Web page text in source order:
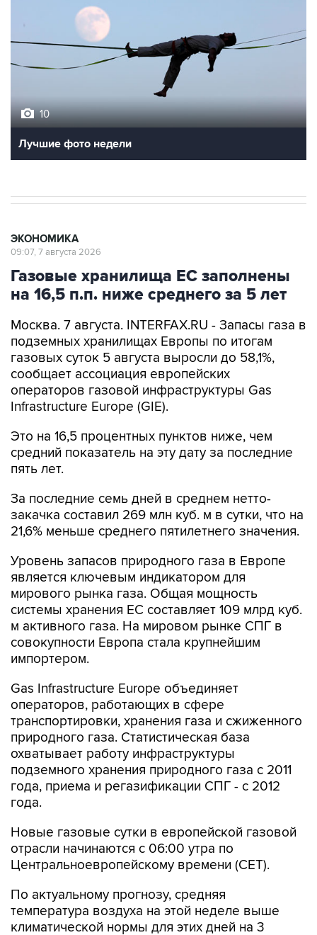
10
Лучшие фото недели
ЭКОНОМИКА
09:07, 7 августа 2026
Газовые хранилища ЕС заполнены
на 16,5 п.п. ниже среднего за 5 лет
Москва. 7 августа. INTERFAX.RU - Запасы газа в
подземных хранилищах Европы по итогам
газовых суток 5 августа выросли до 58,1%,
сообщает ассоциация европейских
операторов газовой инфраструктуры Gas
Infrastructure Europe (GIE).
Это на 16,5 процентных пунктов ниже, чем
средний показатель на эту дату за последние
пять лет.
За последние семь дней в среднем нетто-
закачка составил 269 млн куб. м в сутки, что на
21,6% меньше среднего пятилетнего значения.
Уровень запасов природного газа в Европе
является ключевым индикатором для
мирового рынка газа. Общая мощность
системы хранения ЕС составляет 109 млрд куб.
м активного газа. На мировом рынке СПГ в
совокупности Европа стала крупнейшим
импортером.
Gas Infrastructure Europe объединяет
операторов, работающих в сфере
транспортировки, хранения газа и сжиженного
природного газа. Статистическая база
охватывает работу инфраструктуры
подземного хранения природного газа с 2011
года, приема и регазификации СПГ - с 2012
года.
Новые газовые сутки в европейской газовой
отрасли начинаются c 06:00 утра по
Центральноевропейскому времени (CET).
По актуальному прогнозу, средняя
температура воздуха на этой неделе выше
климатической нормы для этих дней на 3